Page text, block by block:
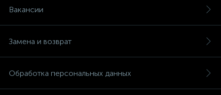
Вакансии
Замена и возврат
Обработка персональных данных